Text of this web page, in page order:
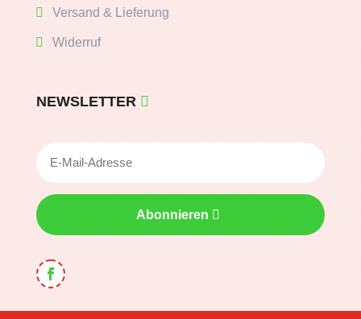
Versand & Lieferung
Widerruf
NEWSLETTER
Abonnieren